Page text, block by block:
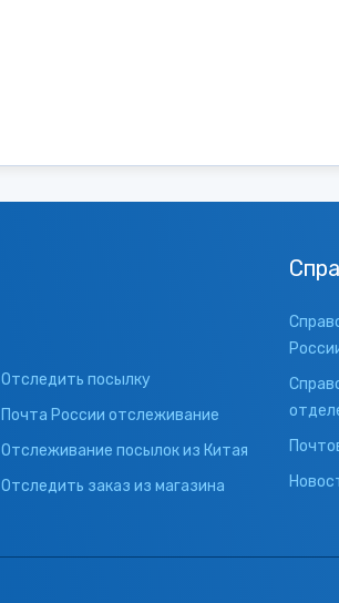
Отследить посылку
Почта России отслеживание
Отслеживание посылок из Китая
Отследить заказ из магазина